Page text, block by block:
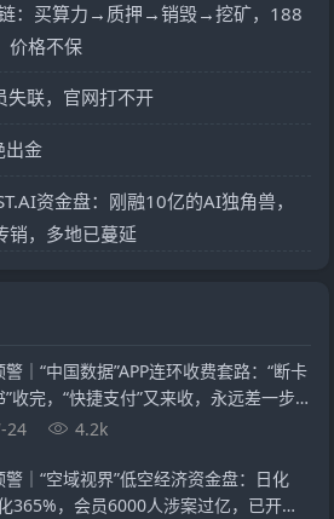
：买算力→质押→销毁→挖矿，188
价格不保
失联，官网打不开
出金
资金盘：刚融10亿的AI独角兽，
销，多地已蔓延
警｜“中国数据”APP连环收费套路：“断卡
”收完，“快捷支付”又来收，永远差一步
24 4.2k
警｜“空域视界”低空经济资金盘：日化
365%，会员6000人涉案过亿，已开始